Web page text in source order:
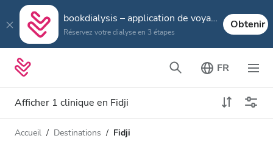
bookdialysis – application de voyage
Réservez votre dialyse en 3 étapes
Obtenir
FR
Afficher 1 clinique en Fidji
Type de dialyse
Distance
Accueil Destinations Fidji